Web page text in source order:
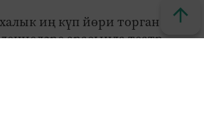
иң күп йөри торган
арасында театр,